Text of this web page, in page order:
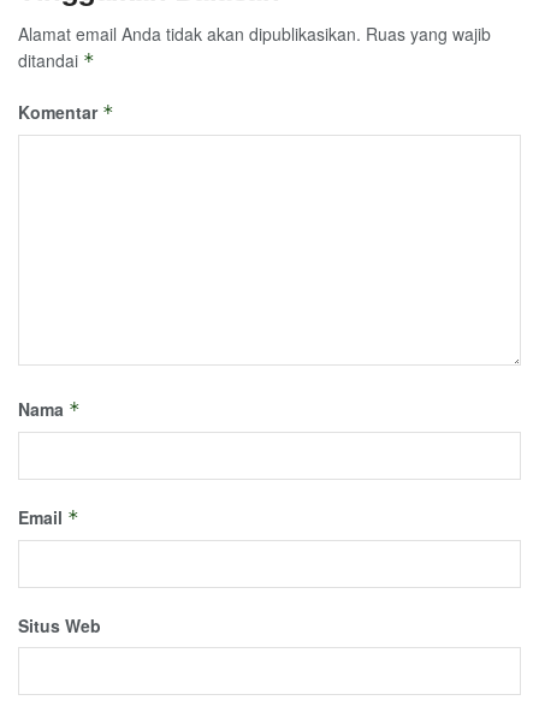
Alamat email Anda tidak akan dipublikasikan. Ruas yang wajib
ditandai *
Komentar *
Nama *
Email *
Situs Web